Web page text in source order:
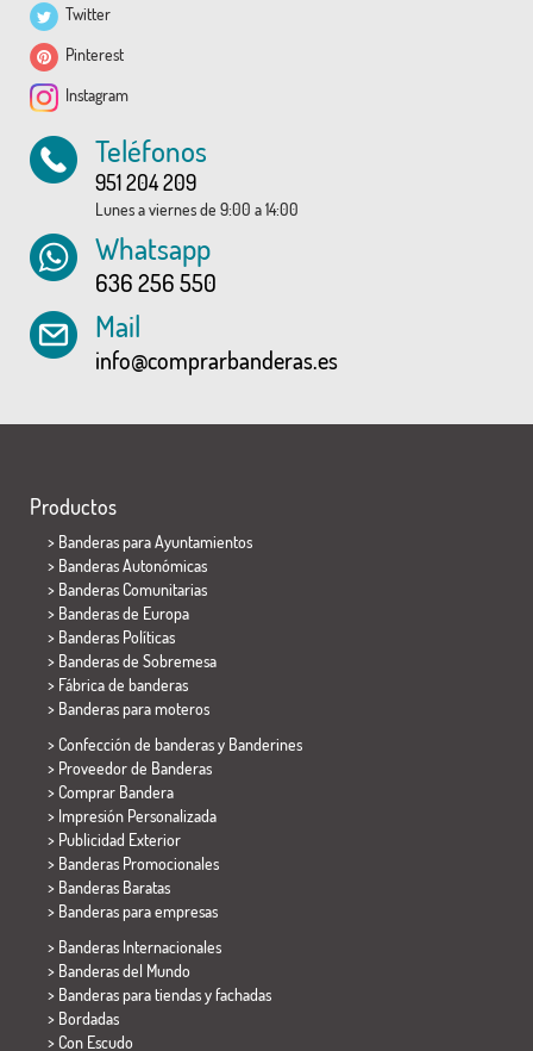
Twitter
Pinterest
Instagram
Teléfonos
951 204 209
Lunes a viernes de 9:00 a 14:00
Whatsapp
636 256 550
Mail
info@comprarbanderas.es
Productos
> Banderas para Ayuntamientos
> Banderas Autonómicas
> Banderas Comunitarias
> Banderas de Europa
> Banderas Políticas
> Banderas de Sobremesa
> Fábrica de banderas
> Banderas para moteros
> Confección de banderas y Banderines
> Proveedor de Banderas
> Comprar Bandera
> Impresión Personalizada
> Publicidad Exterior
> Banderas Promocionales
> Banderas Baratas
> Banderas para empresas
> Banderas Internacionales
> Banderas del Mundo
> Banderas para tiendas y fachadas
> Bordadas
> Con Escudo